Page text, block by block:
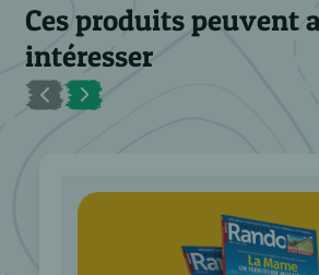
Ces produits peuvent
intéresser